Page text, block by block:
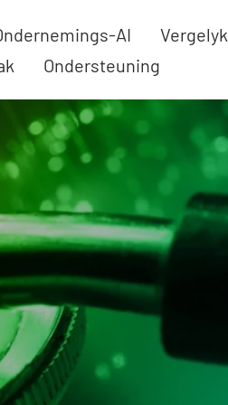
AI Vergelyk
Ondersteuning